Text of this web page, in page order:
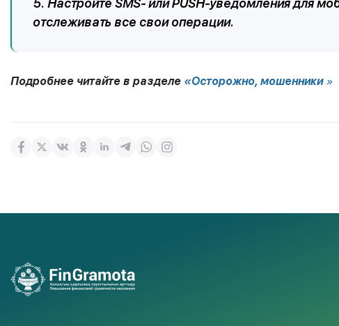
5. Настройте SMS- или PUSH-уведомления для
отслеживать все свои операции.
Подробнее читайте в разделе «Осторожно, мошенники »